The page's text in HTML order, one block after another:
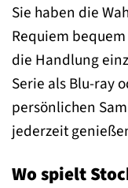
Sie haben die
Requiem
die Handlung
Serie als Blu-ray
persönlichen
jederzeit
Wo spielt